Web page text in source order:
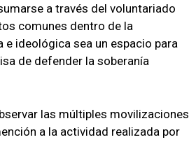
a través del voluntariado
comunes dentro de la
ideológica sea un espacio para
de defender la soberanía
las múltiples movilizaciones
a la actividad realizada por